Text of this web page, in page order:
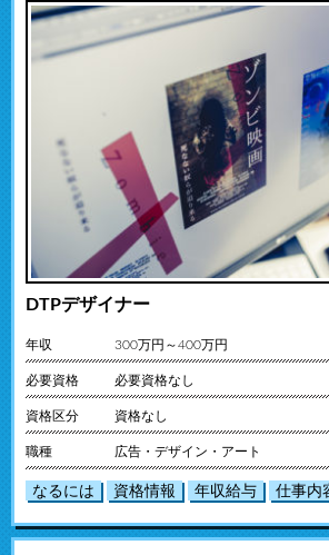
DTPデザイナー
年収 300万円～400万円
必要資格 必要資格なし
資格区分 資格なし
職種 広告・デザイン・アート
なるには 資格情報 年収給与 仕事内